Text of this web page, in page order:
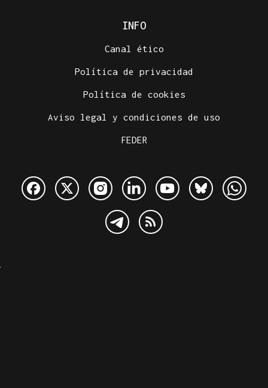
INFO
Canal ético
Política de privacidad
Política de cookies
Aviso legal y condiciones de uso
FEDER